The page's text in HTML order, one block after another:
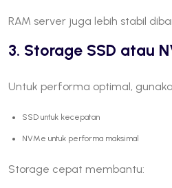
RAM server juga lebih stabil
3. Storage SSD atau
Untuk performa optimal,
SSD untuk kecepatan
NVMe untuk performa maksimal
Storage cepat membantu: